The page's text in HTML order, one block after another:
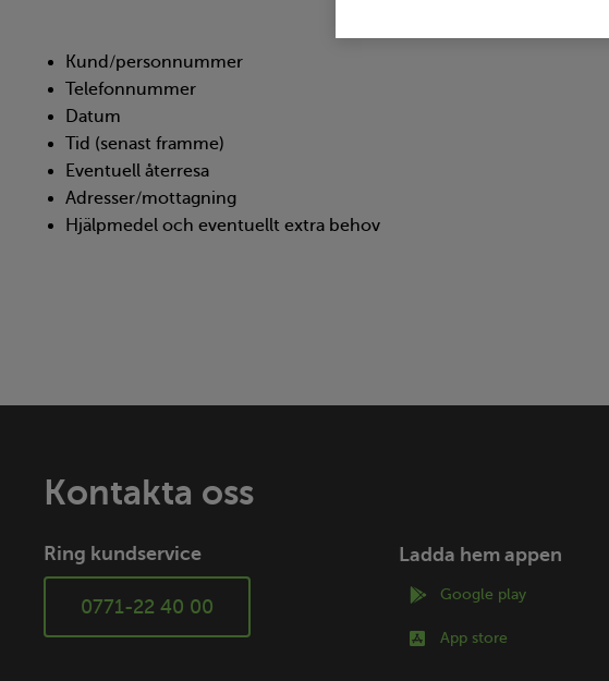
Kund/personnummer
Telefonnummer
Datum
Tid (senast framme)
Eventuell återresa
Adresser/mottagning
Hjälpmedel och eventuellt extra behov
Kontakta oss
Ring kundservice
0771-22 40 00
Ladda hem appen
Google play
App store